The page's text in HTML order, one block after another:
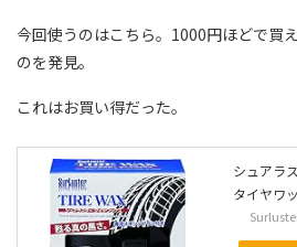
今回使うのはこちら。1000円ほどで買
のを発見。
これはお買い得だった。
シュアラ
タイヤワ